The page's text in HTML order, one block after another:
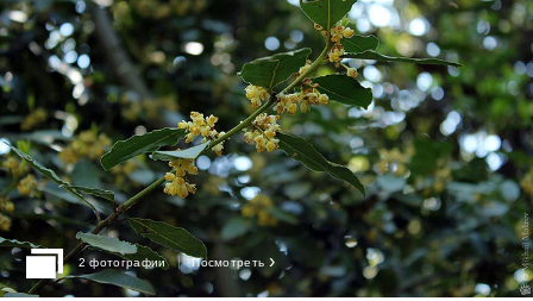
2 фотографии Посмотреть ›